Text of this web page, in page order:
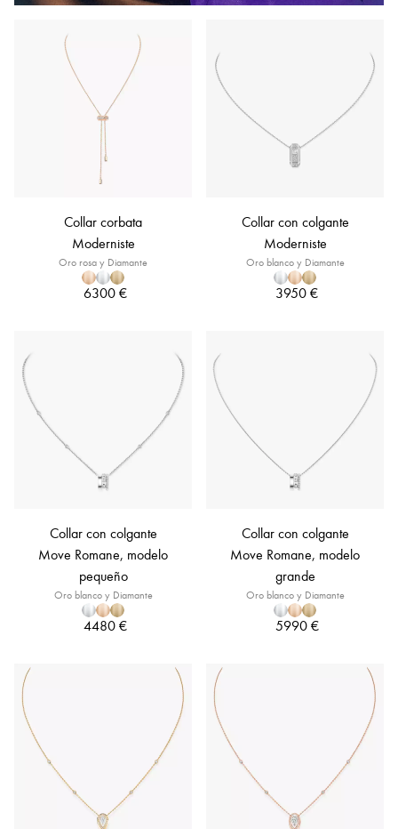
Collar corbata
Moderniste
Oro rosa y Diamante
6300 €
Collar con colgante
Moderniste
Oro blanco y Diamante
3950 €
Collar con colgante
Move Romane, modelo
pequeño
Oro blanco y Diamante
4480 €
Collar con colgante
Move Romane, modelo
grande
Oro blanco y Diamante
5990 €